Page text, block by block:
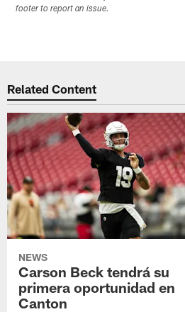
footer to report an issue.
Related Content
NEWS
Carson Beck tendrá su
primera oportunidad en
Canton